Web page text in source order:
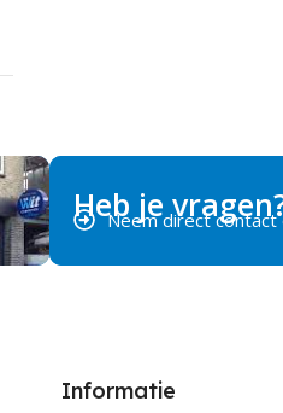
Heb je
Neem direct contact
Informatie